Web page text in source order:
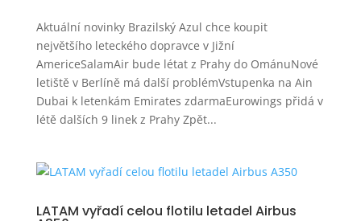
Aktuální novinky Brazilský Azul chce koupit
největšího leteckého dopravce v Jižní
AmericeSalamAir bude létat z Prahy do OmánuNové
letiště v Berlíně má další problémVstupenka na Ain
Dubai k letenkám Emirates zdarmaEurowings přidá v
létě dalších 9 linek z Prahy Zpět...
LATAM vyřadí celou flotilu letadel Airbus